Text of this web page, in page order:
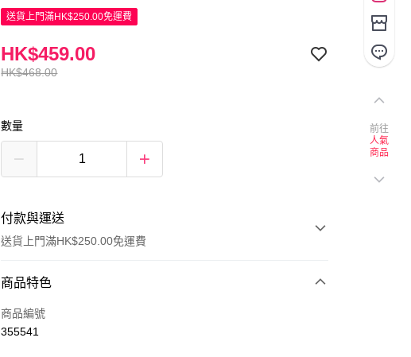
送貨上門滿HK$250.00免運費
HK$468.00
HK$459.00
數量
付款與運送
送貨上門滿HK$250.00免運費
付款方式
信用卡
商品特色
商品編號
355541
前往
人氣
商品